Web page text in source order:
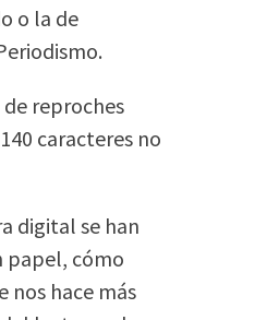
o la de
reproches
caracteres no
digital se han
papel, cómo
nos hace más